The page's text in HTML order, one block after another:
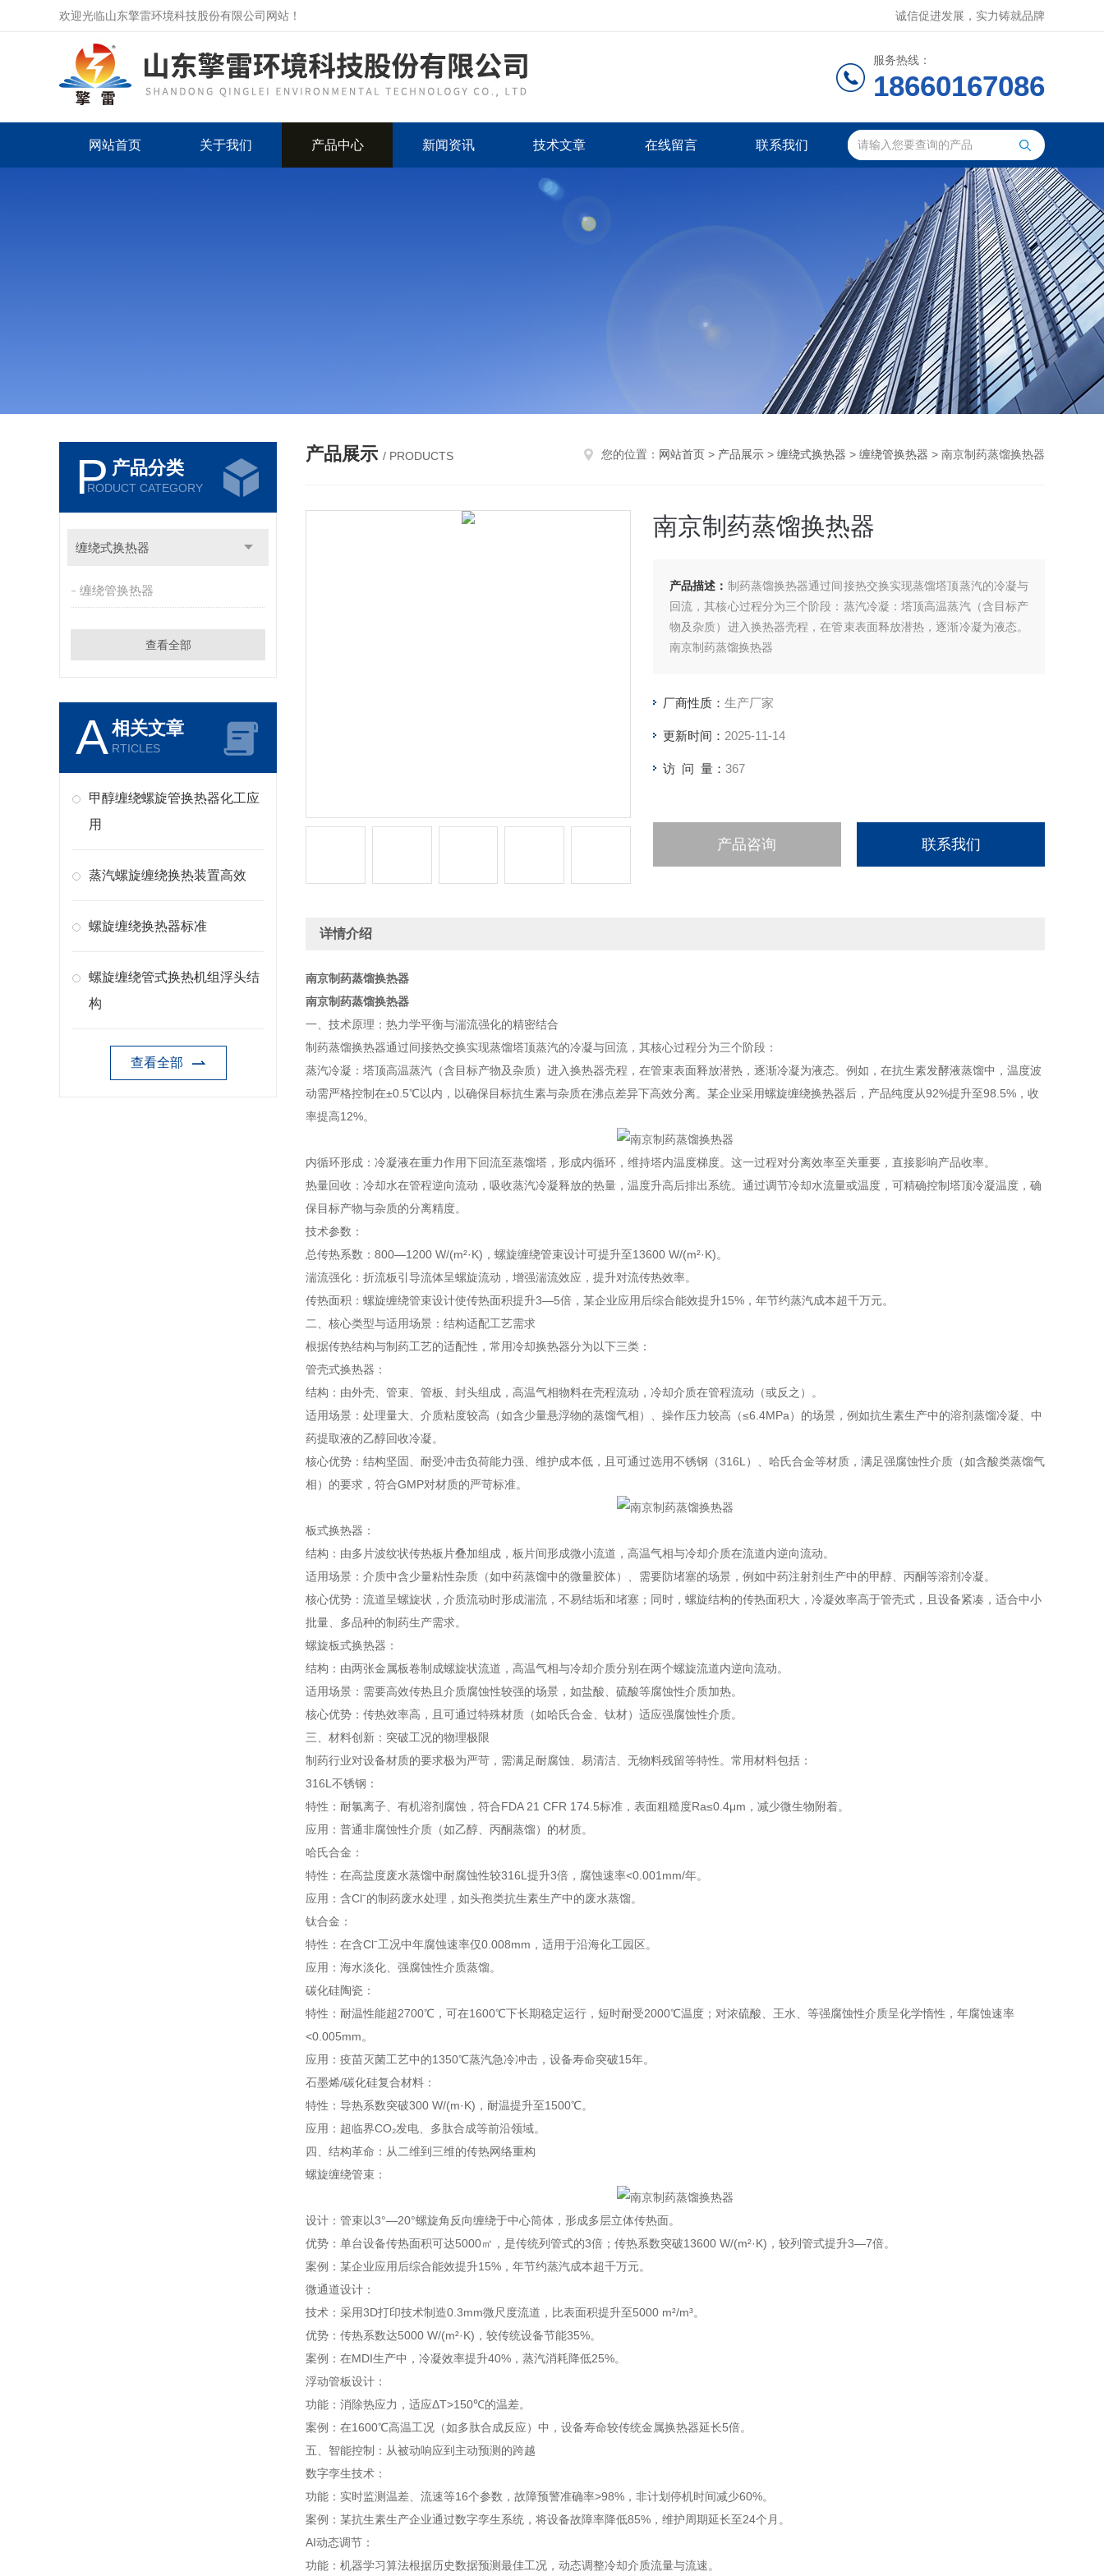
欢迎光临山东擎雷环境科技股份有限公司网站！ 诚信促进发展，实力铸就品牌
服务热线：
18660167086
网站首页 关于我们 产品中心 新闻资讯 技术文章 在线留言 联系我们
P 产品分类
RODUCT CATEGORY
缠绕式换热器
缠绕管换热器
查看全部
A相关文章
RTICLES
甲醇缠绕螺旋管换热器化工应
用
蒸汽螺旋缠绕换热装置高效
螺旋缠绕换热器标准
螺旋缠绕管式换热机组浮头结
构
查看全部
产品展示 / PRODUCTS 您的位置： 网站首页 > 产品展示 > 缠绕式换热器 > 缠绕管换热器 > 南京制药蒸馏换热器
南京制药蒸馏换热器
产品描述： 制药蒸馏换热器通过间接热交换实现蒸馏塔顶蒸汽的冷凝与
回流，其核心过程分为三个阶段：蒸汽冷凝：塔顶高温蒸汽（含目标产
物及杂质）进入换热器壳程，在管束表面释放潜热，逐渐冷凝为液态。
南京制药蒸馏换热器
厂商性质： 生产厂家
更新时间： 2025-11-14
访 问 量： 367
产品咨询 联系我们
详情介绍
南京制药蒸馏换热器
南京制药蒸馏换热器
一、技术原理：热力学平衡与湍流强化的精密结合
制药蒸馏换热器通过间接热交换实现蒸馏塔顶蒸汽的冷凝与回流，其核心过程分为三个阶段：
蒸汽冷凝：塔顶高温蒸汽（含目标产物及杂质）进入换热器壳程，在管束表面释放潜热，逐渐冷凝为液态。例如，在抗生素发酵液蒸馏中，温度波
动需严格控制在±0.5℃以内，以确保目标抗生素与杂质在沸点差异下高效分离。某企业采用螺旋缠绕换热器后，产品纯度从92%提升至98.5%，收
率提高12%。
内循环形成：冷凝液在重力作用下回流至蒸馏塔，形成内循环，维持塔内温度梯度。这一过程对分离效率至关重要，直接影响产品收率。
热量回收：冷却水在管程逆向流动，吸收蒸汽冷凝释放的热量，温度升高后排出系统。通过调节冷却水流量或温度，可精确控制塔顶冷凝温度，确
保目标产物与杂质的分离精度。
技术参数：
总传热系数：800—1200 W/(m²·K)，螺旋缠绕管束设计可提升至13600 W/(m²·K)。
湍流强化：折流板引导流体呈螺旋流动，增强湍流效应，提升对流传热效率。
传热面积：螺旋缠绕管束设计使传热面积提升3—5倍，某企业应用后综合能效提升15%，年节约蒸汽成本超千万元。
二、核心类型与适用场景：结构适配工艺需求
根据传热结构与制药工艺的适配性，常用冷却换热器分为以下三类：
管壳式换热器：
结构：由外壳、管束、管板、封头组成，高温气相物料在壳程流动，冷却介质在管程流动（或反之）。
适用场景：处理量大、介质粘度较高（如含少量悬浮物的蒸馏气相）、操作压力较高（≤6.4MPa）的场景，例如抗生素生产中的溶剂蒸馏冷凝、中
药提取液的乙醇回收冷凝。
核心优势：结构坚固、耐受冲击负荷能力强、维护成本低，且可通过选用不锈钢（316L）、哈氏合金等材质，满足强腐蚀性介质（如含酸类蒸馏气
相）的要求，符合GMP对材质的严苛标准。
板式换热器：
结构：由多片波纹状传热板片叠加组成，板片间形成微小流道，高温气相与冷却介质在流道内逆向流动。
适用场景：介质中含少量粘性杂质（如中药蒸馏中的微量胶体）、需要防堵塞的场景，例如中药注射剂生产中的甲醇、丙酮等溶剂冷凝。
核心优势：流道呈螺旋状，介质流动时形成湍流，不易结垢和堵塞；同时，螺旋结构的传热面积大，冷凝效率高于管壳式，且设备紧凑，适合中小
批量、多品种的制药生产需求。
螺旋板式换热器：
结构：由两张金属板卷制成螺旋状流道，高温气相与冷却介质分别在两个螺旋流道内逆向流动。
适用场景：需要高效传热且介质腐蚀性较强的场景，如盐酸、硫酸等腐蚀性介质加热。
核心优势：传热效率高，且可通过特殊材质（如哈氏合金、钛材）适应强腐蚀性介质。
三、材料创新：突破工况的物理极限
制药行业对设备材质的要求极为严苛，需满足耐腐蚀、易清洁、无物料残留等特性。常用材料包括：
316L不锈钢：
特性：耐氯离子、有机溶剂腐蚀，符合FDA 21 CFR 174.5标准，表面粗糙度Ra≤0.4μm，减少微生物附着。
应用：普通非腐蚀性介质（如乙醇、丙酮蒸馏）的材质。
哈氏合金：
特性：在高盐度废水蒸馏中耐腐蚀性较316L提升3倍，腐蚀速率<0.001mm/年。
应用：含Cl⁻的制药废水处理，如头孢类抗生素生产中的废水蒸馏。
钛合金：
特性：在含Cl⁻工况中年腐蚀速率仅0.008mm，适用于沿海化工园区。
应用：海水淡化、强腐蚀性介质蒸馏。
碳化硅陶瓷：
特性：耐温性能超2700℃，可在1600℃下长期稳定运行，短时耐受2000℃温度；对浓硫酸、王水、等强腐蚀性介质呈化学惰性，年腐蚀速率
<0.005mm。
应用：疫苗灭菌工艺中的1350℃蒸汽急冷冲击，设备寿命突破15年。
石墨烯/碳化硅复合材料：
特性：导热系数突破300 W/(m·K)，耐温提升至1500℃。
应用：超临界CO₂发电、多肽合成等前沿领域。
四、结构革命：从二维到三维的传热网络重构
螺旋缠绕管束：
设计：管束以3°—20°螺旋角反向缠绕于中心筒体，形成多层立体传热面。
优势：单台设备传热面积可达5000㎡，是传统列管式的3倍；传热系数突破13600 W/(m²·K)，较列管式提升3—7倍。
案例：某企业应用后综合能效提升15%，年节约蒸汽成本超千万元。
微通道设计：
技术：采用3D打印技术制造0.3mm微尺度流道，比表面积提升至5000 m²/m³。
优势：传热系数达5000 W/(m²·K)，较传统设备节能35%。
案例：在MDI生产中，冷凝效率提升40%，蒸汽消耗降低25%。
浮动管板设计：
功能：消除热应力，适应ΔT>150℃的温差。
案例：在1600℃高温工况（如多肽合成反应）中，设备寿命较传统金属换热器延长5倍。
五、智能控制：从被动响应到主动预测的跨越
数字孪生技术：
功能：实时监测温差、流速等16个参数，故障预警准确率>98%，非计划停机时间减少60%。
案例：某抗生素生产企业通过数字孪生系统，将设备故障率降低85%，维护周期延长至24个月。
AI动态调节：
功能：机器学习算法根据历史数据预测最佳工况，动态调整冷却介质流量与流速。